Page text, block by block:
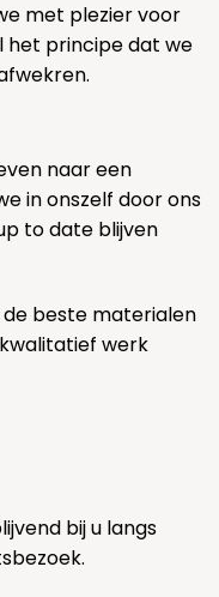
met plezier voor
het principe dat we
naar een
in onszelf door ons
to date blijven
beste materialen
werk
bij u langs